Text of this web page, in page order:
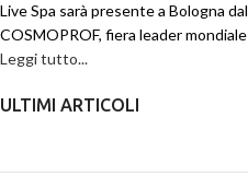
Live Spa sarà presente a Bologna
COSMOPROF, fiera leader
Leggi tutto...
ULTIMI ARTICOLI